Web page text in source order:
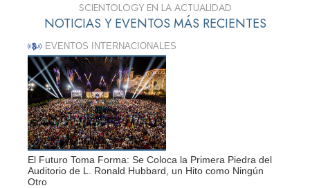
SCIENTOLOGY EN LA ACTUALIDAD
NOTICIAS Y EVENTOS MÁS RECIENTES
EVENTOS INTERNACIONALES
El Futuro Toma Forma: Se Coloca la Primera Piedra del
Auditorio de L. Ronald Hubbard, un Hito como Ningún
Otro